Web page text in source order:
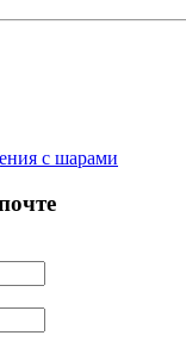
с шарами